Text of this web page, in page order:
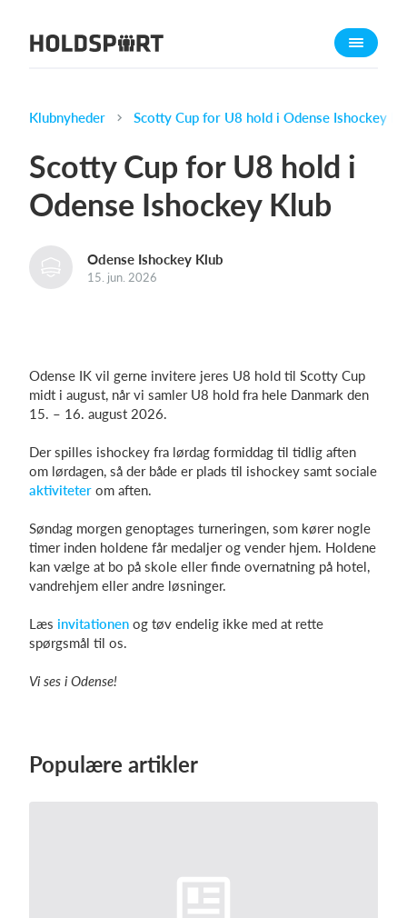
Om Holdsport
Presseomtale
Funktioner
Kontingentopkrævning
Hvad koster det?
Log på
Klubnyheder Scotty Cup for U8 hold i Odense Ishockey
Scotty Cup for U8 hold i
Odense Ishockey Klub
Odense Ishockey Klub
15. jun. 2026
Odense IK vil gerne invitere jeres U8 hold til Scotty Cup
midt i august, når vi samler U8 hold fra hele Danmark den
15. – 16. august 2026.
Der spilles ishockey fra lørdag formiddag til tidlig aften
om lørdagen, så der både er plads til ishockey samt sociale
aktiviteter om aften.
Søndag morgen genoptages turneringen, som kører nogle
timer inden holdene får medaljer og vender hjem. Holdene
kan vælge at bo på skole eller finde overnatning på hotel,
vandrehjem eller andre løsninger.
Læs invitationen og tøv endelig ikke med at rette
spørgsmål til os.
Vi ses i Odense!
Populære artikler